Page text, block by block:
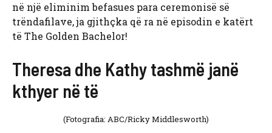
në një eliminim befasues para ceremonisë së
trëndafilave, ja gjithçka që ra në episodin e katërt
të The Golden Bachelor!
Theresa dhe Kathy tashmë janë
kthyer në të
(Fotografia: ABC/Ricky Middlesworth)